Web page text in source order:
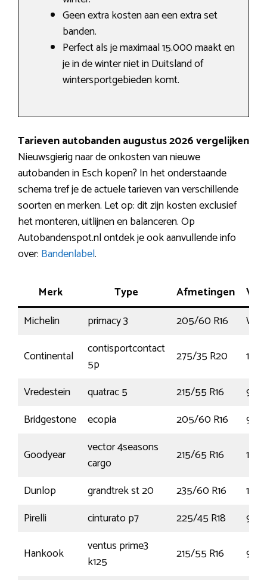
Geen extra kosten aan een extra set
banden.
Perfect als je maximaal 15.000 maakt en
je in de winter niet in Duitsland of
wintersportgebieden komt.
Tarieven autobanden augustus 2026 vergelijken
Nieuwsgierig naar de onkosten van nieuwe
autobanden in Esch kopen? In het onderstaande
schema tref je de actuele tarieven van verschillende
soorten en merken. Let op: dit zijn kosten exclusief
het monteren, uitlijnen en balanceren. Op
Autobandenspot.nl ontdek je ook aanvullende info
over: Bandenlabel.
Merk Type Afmetingen
Michelin
primacy 3 205/60 R16
WW
Continental
contisportcontact
5p
275/35 R20
102Y
Vredestein
quatrac 5 215/55 R16
97V
Bridgestone
ecopia 205/60 R16
92H
Goodyear
vector 4seasons
cargo
215/65 R16
Dunlop
grandtrek st 20 235/60 R16
Pirelli
cinturato p7 225/45 R18
95Y
Hankook
ventus prime3
k125
215/55 R16
97H